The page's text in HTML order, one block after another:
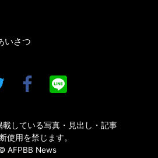
いさつ
載している写真・見出し・記事
使用を禁じます。
AFPBB News